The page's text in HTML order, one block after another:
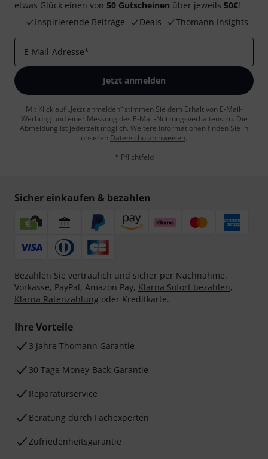
etwas Glück einen von 50 Gutscheinen über jeweils 50€!
Inspirierende Beiträge
Deals Thomann Insights
E-Mail-Adresse*
Jetzt anmelden
Mit Klick auf „Jetzt anmelden“ stimmen Sie dem Erhalt von E-Mail-
Werbung und einer Messung des E-Mail-Nutzungsverhaltens zu. Die
Abmeldung ist jederzeit möglich. Weitere Informationen finden Sie in
unseren Datenschutzhinweisen.
* Pflichtfeld
Sicher einkaufen & bezahlen
Bezahlen Sie vertraulich und sicher per Nachnahme,
Vorkasse, PayPal, Amazon Pay, Klarna Sofort bezahlen,
Klarna Ratenzahlung oder Kreditkarte.
Ihre Vorteile
3 Jahre Thomann Garantie
30 Tage Money-Back-Garantie
Reparaturservice
Beratung durch Fachexperten
Zufriedenheitsgarantie